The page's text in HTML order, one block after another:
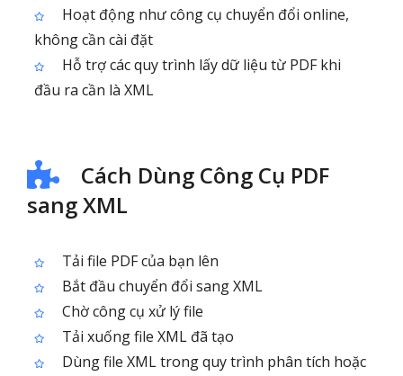
Hoạt động như công cụ chuyển đổi online,
không cần cài đặt
Hỗ trợ các quy trình lấy dữ liệu từ PDF khi
đầu ra cần là XML
Cách Dùng Công Cụ PDF
sang XML
Tải file PDF của bạn lên
Bắt đầu chuyển đổi sang XML
Chờ công cụ xử lý file
Tải xuống file XML đã tạo
Dùng file XML trong quy trình phân tích hoặc